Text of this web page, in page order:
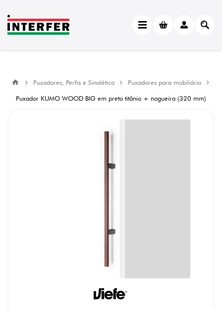
Puxadores, Perfis e Sinalética
Puxadores para mobiliário
Puxador KUMO WOOD BIG em preto titânio + nogueira (320 mm)